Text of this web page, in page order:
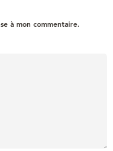
à mon commentaire.